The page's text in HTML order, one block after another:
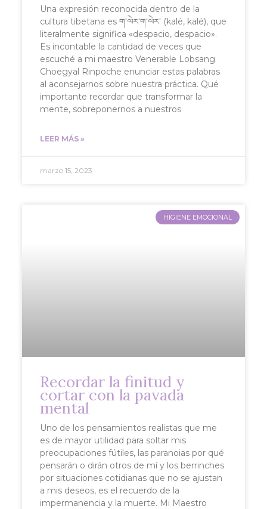
Una expresión reconocida dentro de la
cultura tibetana es ག་ལེར་ག་ལེར་ (kalé, kalé), que
literalmente significa «despacio, despacio».
Es incontable la cantidad de veces que
escuché a mi maestro Venerable Lobsang
Choegyal Rinpoche enunciar estas palabras
al aconsejarnos sobre nuestra práctica. Qué
importante recordar que transformar la
mente, sobreponernos a nuestros
LEER MÁS »
marzo 15, 2023
HIGIENE EMOCIONAL
Recordar la finitud y
cortar con la pavada
mental
Uno de los pensamientos realistas que me
es de mayor utilidad para soltar mis
preocupaciones fútiles, las paranoias por qué
pensarán o dirán otros de mí y los berrinches
por situaciones cotidianas que no se ajustan
a mis deseos, es el recuerdo de la
impermanencia y la muerte. Mi Maestro